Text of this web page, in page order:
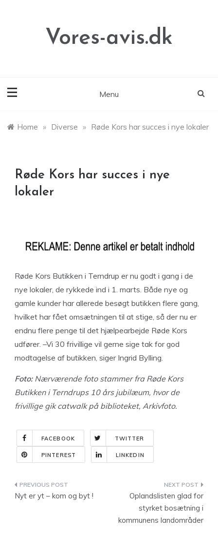
Vores-avis.dk
Menu
Home » Diverse » Røde Kors har succes i nye lokaler
Røde Kors har succes i nye
lokaler
Røde Kors Butikken i Terndrup er nu godt i gang i de
nye lokaler, de rykkede ind i 1. marts. Både nye og
gamle kunder har allerede besøgt butikken flere gang,
hvilket har fået omsætningen til at stige, så der nu er
endnu flere penge til det hjælpearbejde Røde Kors
udfører. –Vi 30 frivillige vil gerne sige tak for god
modtagelse af butikken, siger Ingrid Bylling.
Foto:Nærværende foto stammer fra Røde Kors
Butikken i Terndrups 10 års jubilæum, hvor de
frivillige gik catwalk på biblioteket, Arkivfoto.
FACEBOOK TWITTER
PINTEREST LINKEDIN
Indlægsnavigation
Nyt er yt – kom og byt !
Oplandslisten glad for
styrket bosætning i
kommunens landområder